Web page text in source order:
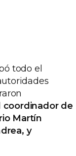
todo el
coordinador de
Martín
y